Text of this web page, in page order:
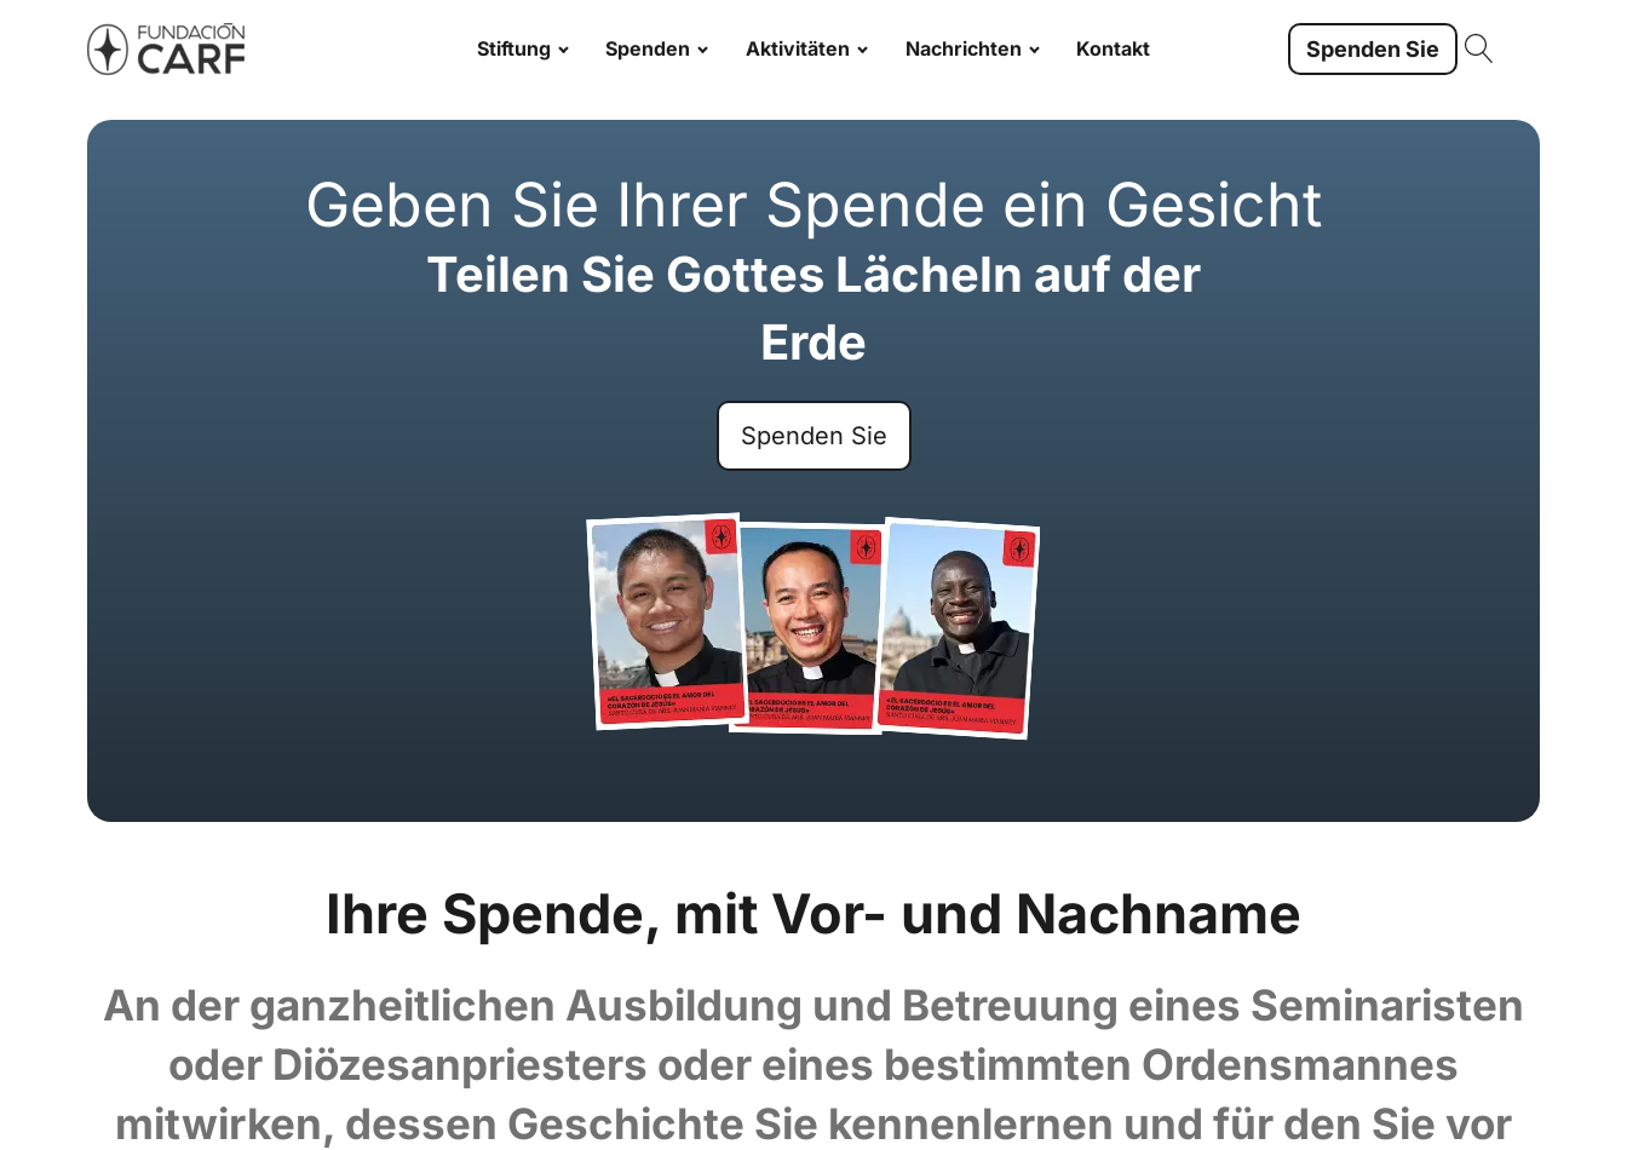
Stiftung Spenden Aktivitäten Nachrichten Kontakt Spenden Sie
Geben Sie Ihrer Spende ein Gesicht
Teilen Sie Gottes Lächeln auf der
Erde
Spenden Sie
Ihre Spende, mit Vor- und Nachname
An der ganzheitlichen Ausbildung und Betreuung eines Seminaristen
oder Diözesanpriesters oder eines bestimmten Ordensmannes
mitwirken, dessen Geschichte Sie kennenlernen und für den Sie vor